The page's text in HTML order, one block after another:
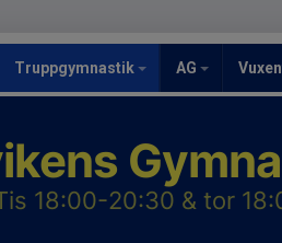
Truppgymnastik AG
18:00-20:30 & tor